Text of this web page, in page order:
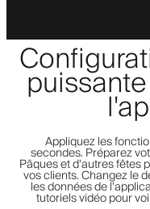
Appliquez les
secondes. Préparez
Pâques et d'autres fêtes
vos clients. Changez le
les données de
tutoriels vidéo pour